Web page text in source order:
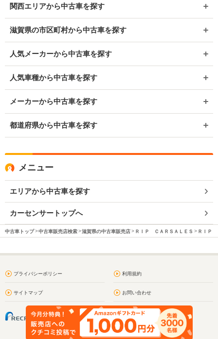
関西エリアから中古車を探す
滋賀県の市区町村から中古車を探す
人気メーカーから中古車を探す
人気車種から中古車を探す
メーカーから中古車を探す
都道府県から中古車を探す
メニュー
エリアから中古車を探す
カーセンサートップへ
中古車トップ 中古車販売店検索 滋賀県の中古車販売店 ＲＩＰ ＣＡＲＳＡＬＥＳ ＲＩＰ
プライバシーポリシー 利用規約
サイトマップ お問い合わせ